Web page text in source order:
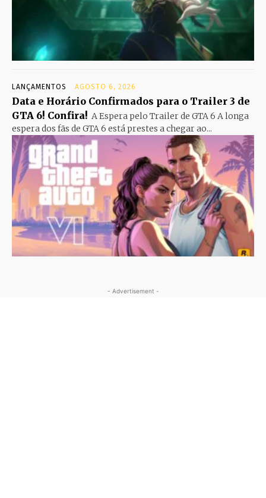
LANÇAMENTOS AGOSTO 6, 2026
Data e Horário Confirmados para o Trailer 3 de
GTA 6! Confira! A Espera pelo Trailer de GTA 6 A longa
espera dos fãs de GTA 6 está prestes a chegar ao...
- Advertisement -